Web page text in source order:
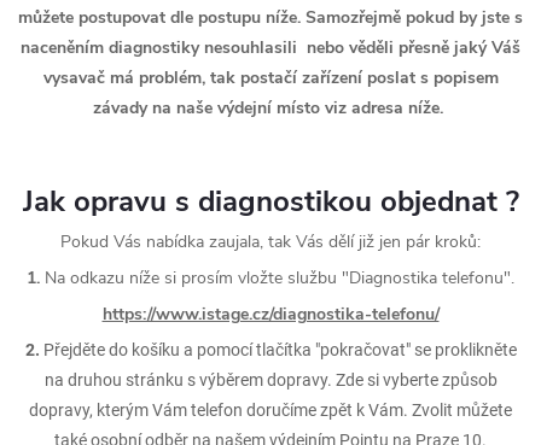
můžete postupovat dle postupu níže. Samozřejmě pokud by jste s
naceněním diagnostiky nesouhlasili nebo věděli přesně jaký Váš
vysavač má problém, tak postačí zařízení poslat s popisem
závady na naše výdejní místo viz adresa níže.
Jak opravu s diagnostikou objednat ?
Pokud Vás nabídka zaujala, tak Vás dělí již jen pár kroků:
1. Na odkazu níže si prosím vložte službu "Diagnostika telefonu".
https://www.istage.cz/diagnostika-telefonu/
2. Přejděte do košíku a pomocí tlačítka "pokračovat" se proklikněte
na druhou stránku s výběrem dopravy. Zde si vyberte způsob
dopravy, kterým Vám telefon doručíme zpět k Vám. Zvolit můžete
také osobní odběr na našem výdejním Pointu na Praze 10.